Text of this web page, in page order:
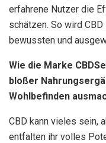
erfahrene Nutzer die
schätzen. So wird
bewussten und
Wie die Marke
bloßer
Wohlbefinden
CBD kann vieles sein,
entfalten ihr volles